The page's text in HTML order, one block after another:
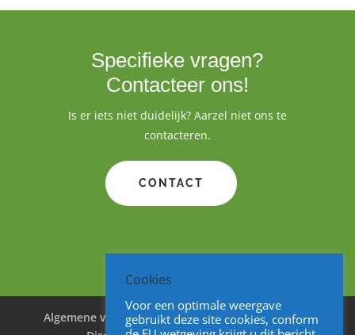
Specifieke vragen?
Contacteer ons!
Is er iets niet duidelijk? Aarzel niet ons te
contacteren.
CONTACT
Algemene voorwaarden Cookies
Privacy
Cookies
Voor een optimale weergave
gebruikt deze site cookies, conform